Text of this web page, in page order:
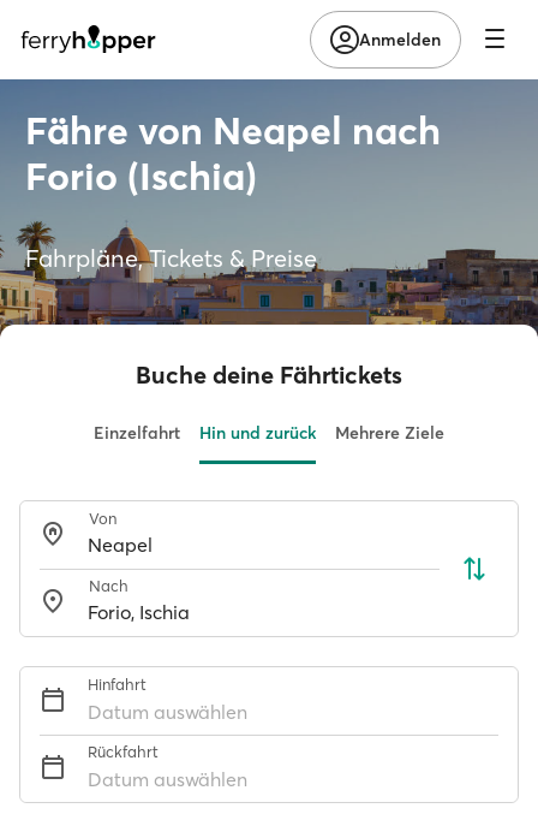
Anmelden
Fähre von Neapel nach
Forio (Ischia)
Fahrpläne, Tickets & Preise
Buche deine Fährtickets
Einzelfahrt Hin und zurück Mehrere Ziele
Von
Nach
Hinfahrt
Datum auswählen
Rückfahrt
Datum auswählen